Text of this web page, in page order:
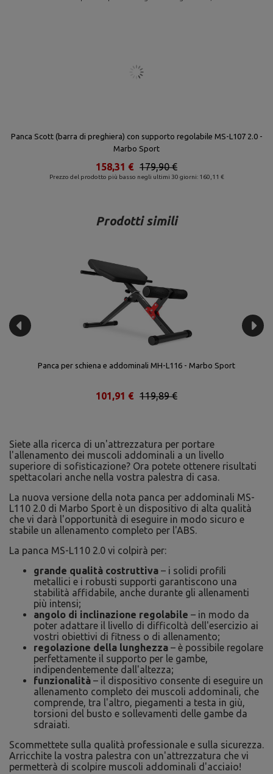
Panca Scott (barra di preghiera) con supporto regolabile MS-L107 2.0 -
Marbo Sport
Prezzo del prodotto più basso negli ultimi 30 giorni: 160,11 €
179,90 €
158,31 €
Prodotti simili
Panca per schiena e addominali MH-L116 - Marbo Sport
119,89 €
101,91 €
Siete alla ricerca di un'attrezzatura per portare
l'allenamento dei muscoli addominali a un livello
superiore di sofisticazione? Ora potete ottenere risultati
spettacolari anche nella vostra palestra di casa.
La nuova versione della nota panca per addominali MS-
L110 2.0 di Marbo Sport è un dispositivo di alta qualità
che vi darà l'opportunità di eseguire in modo sicuro e
stabile un allenamento completo per l'ABS.
La panca MS-L110 2.0 vi colpirà per:
grande qualità costruttiva – i solidi profili
metallici e i robusti supporti garantiscono una
stabilità affidabile, anche durante gli allenamenti
più intensi;
angolo di inclinazione regolabile – in modo da
poter adattare il livello di difficoltà dell'esercizio ai
vostri obiettivi di fitness o di allenamento;
regolazione della lunghezza – è possibile regolare
perfettamente il supporto per le gambe,
indipendentemente dall'altezza;
funzionalità – il dispositivo consente di eseguire un
allenamento completo dei muscoli addominali, che
comprende, tra l'altro, piegamenti a testa in giù,
torsioni del busto e sollevamenti delle gambe da
sdraiati.
Scommettete sulla qualità professionale e sulla sicurezza.
Arricchite la vostra palestra con un'attrezzatura che vi
permetterà di scolpire muscoli addominali d'acciaio!